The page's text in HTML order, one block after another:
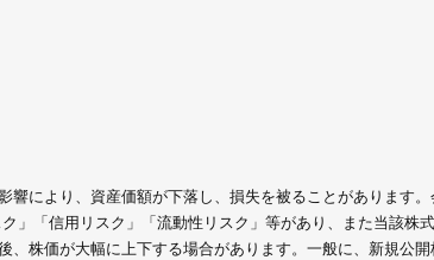
により、資産価額が下落し、損失を被ることがあります
「信用リスク」「流動性リスク」等があり、また当該株
株価が大幅に上下する場合があります。一般に、新規公